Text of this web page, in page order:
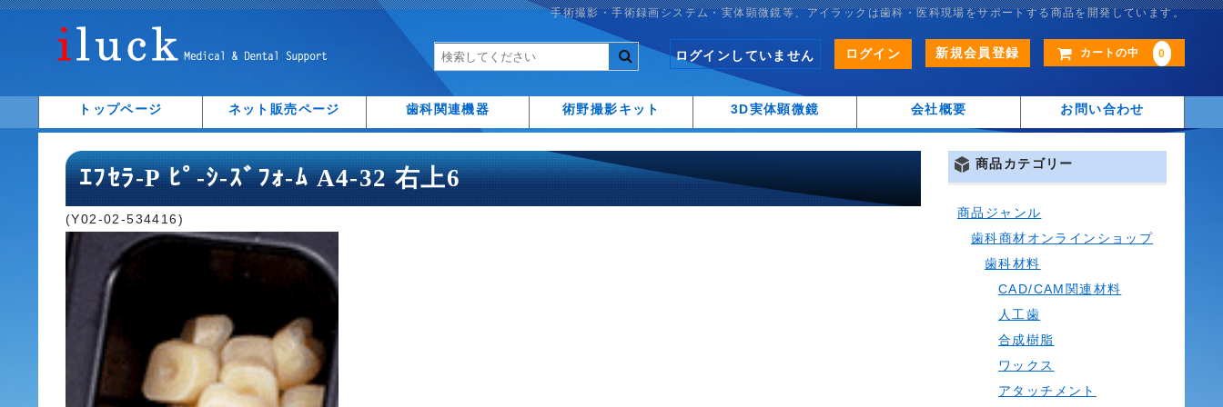
手術撮影・手術録画システム・実体顕微鏡等、アイラックは歯科・医科現場をサポートする商品を開発しています。
カートの中 0
ログインしていません ログイン 新規会員登録
トップページ ネット販売ページ 歯科関連機器 術野撮影キット 3D実体顕微鏡 会社概要 お問い合わせ
ｴﾌｾﾗ-P ﾋﾟ-ｼ-ｽﾞﾌｫ-ﾑ A4-32 右上6
(Y02-02-534416)
商品カテゴリー
商品ジャンル
歯科商材オンラインショップ
歯科材料
CAD/CAM関連材料
人工歯
合成樹脂
ワックス
アタッチメント